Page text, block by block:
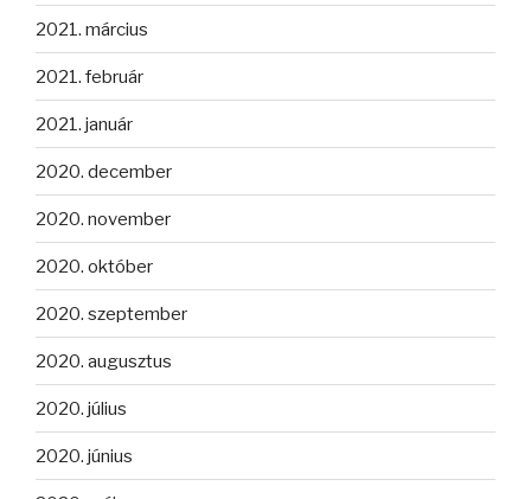
2021. március
2021. február
2021. január
2020. december
2020. november
2020. október
2020. szeptember
2020. augusztus
2020. július
2020. június